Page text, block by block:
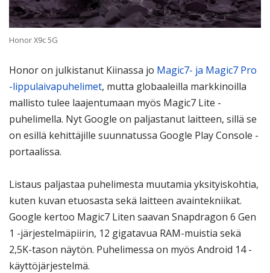
Honor X9c 5G
Honor on julkistanut Kiinassa jo Magic7- ja Magic7 Pro
-lippulaivapuhelimet, mutta globaaleilla markkinoilla
mallisto tulee laajentumaan myös Magic7 Lite -
puhelimella. Nyt Google on paljastanut laitteen, sillä se
on esillä kehittäjille suunnatussa Google Play Console -
portaalissa.
Listaus paljastaa puhelimesta muutamia yksityiskohtia,
kuten kuvan etuosasta sekä laitteen avaintekniikat.
Google kertoo Magic7 Liten saavan Snapdragon 6 Gen
1 -järjestelmäpiirin, 12 gigatavua RAM-muistia sekä
2,5K-tason näytön. Puhelimessa on myös Android 14 -
käyttöjärjestelmä.